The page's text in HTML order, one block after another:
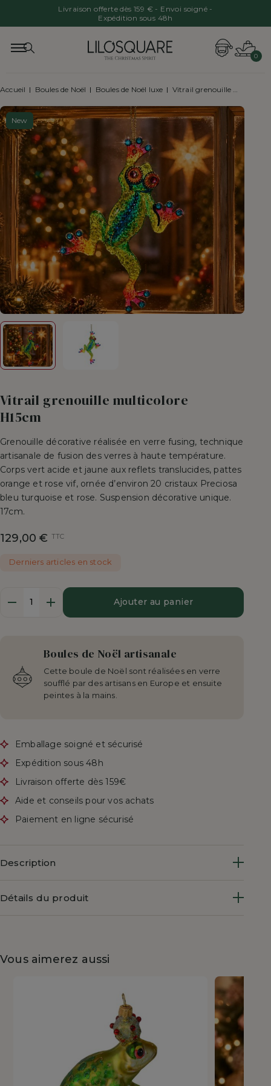
Livraison offerte dès 159 € - Envoi soigné -
Expédition sous 48h
0
Accueil Boules de Noël Boules de Noël luxe Vitrail grenouille multicolore H15cm
New
Vitrail grenouille multicolore
H15cm
Grenouille décorative réalisée en verre fusing, technique
artisanale de fusion des verres à haute température.
Corps vert acide et jaune aux reflets translucides, pattes
orange et rose vif, ornée d’environ 20 cristaux Preciosa
bleu turquoise et rose. Suspension décorative unique.
17cm.
129,00 € TTC
Derniers articles en stock
Ajouter au panier
Boules de Noël artisanale
Cette boule de Noël sont réalisées en verre
soufflé par des artisans en Europe et ensuite
peintes à la mains.
Emballage soigné et sécurisé
Expédition sous 48h
Livraison offerte dès 159€
Aide et conseils pour vos achats
Paiement en ligne sécurisé
Description
Détails du produit
Vous aimerez aussi